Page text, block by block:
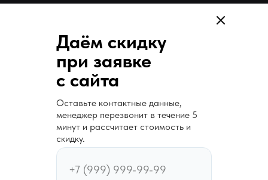
Даём скидку
при заявке
с сайта
Оставьте контактные данные,
менеджер перезвонит в течение 5
минут и рассчитает стоимость и
скидку.